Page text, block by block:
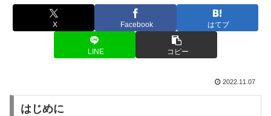
X Facebook はてブ
LINE コピー
2022.11.07
はじめに